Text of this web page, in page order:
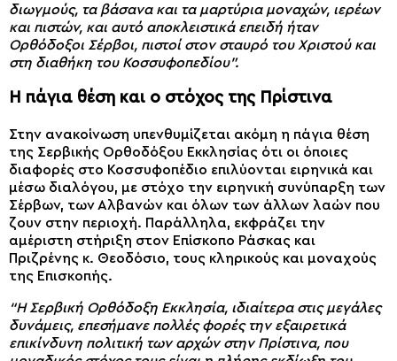
διωγμούς, τα βάσανα και τα μαρτύρια μοναχών, ιερέων
και πιστών, και αυτό αποκλειστικά επειδή ήταν
Ορθόδοξοι Σέρβοι, πιστοί στον σταυρό του Χριστού και
στη διαθήκη του Κοσσυφοπεδίου”.
Η πάγια θέση και ο στόχος της Πρίστινα
Στην ανακοίνωση υπενθυμίζεται ακόμη η πάγια θέση
της Σερβικής Ορθοδόξου Εκκλησίας ότι οι όποιες
διαφορές στο Κοσσυφοπέδιο επιλύονται ειρηνικά και
μέσω διαλόγου, με στόχο την ειρηνική συνύπαρξη των
Σέρβων, των Αλβανών και όλων των άλλων λαών που
ζουν στην περιοχή. Παράλληλα, εκφράζει την
αμέριστη στήριξη στον Επίσκοπο Ράσκας και
Πριζρένης κ. Θεοδόσιο, τους κληρικούς και μοναχούς
της Επισκοπής.
“Η Σερβική Ορθόδοξη Εκκλησία, ιδιαίτερα στις μεγάλες
δυνάμεις, επεσήμανε πολλές φορές την εξαιρετικά
επικίνδυνη πολιτική των αρχών στην Πρίστινα, που